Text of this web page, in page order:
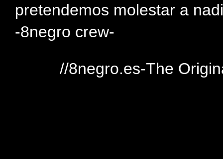
pretendemos molestar a
-8negro crew-
//8negro.es-The